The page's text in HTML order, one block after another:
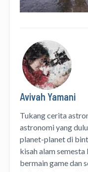
Avivah Yamani
Tukang cerita
astronomiyang
planet-planet di
kisah alam semesta
bermain game dan